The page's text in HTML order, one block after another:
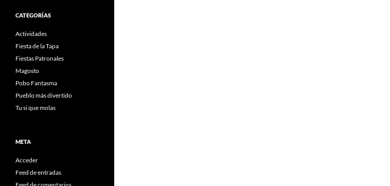
CATEGORÍAS
Actividades
Fiesta de la Tapa
Fiestas Patronales
Magosto
Pobo Fantasma
Pueblo más divertido
Tu si que molas
META
Acceder
Feed de entradas